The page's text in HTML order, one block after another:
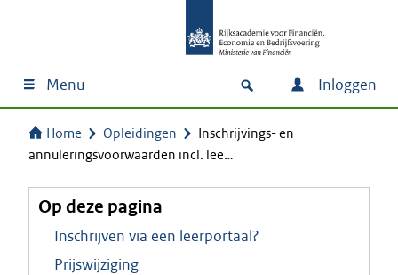
Menu Inloggen
Home Opleidingen
Inschrijvings- en
annuleringsvoorwaarden incl. lee…
Op deze pagina
Inschrijven via een leerportaal?
Prijswijziging